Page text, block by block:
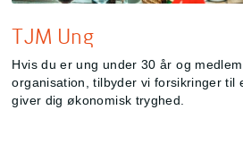
TJM Ung
Hvis du er ung under 30 år og
organisation, tilbyder vi forsikringer til
giver dig økonomisk tryghed.